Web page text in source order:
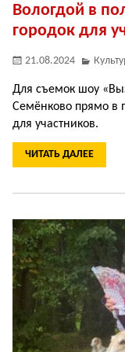
Вологдой в
городок для
21.08.2024
Для съемок шоу
Семёнково прямо в
для участников.
ЧИТАТЬ ДАЛЕЕ